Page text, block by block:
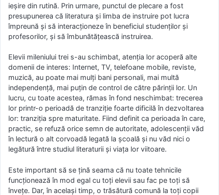
ieșire din rutină. Prin urmare, punctul de plecare a fost
presupunerea că literatura și limba de instruire pot lucra
împreună și să interacționeze în beneficiul studenților și
profesorilor, și să îmbunătățească instruirea.
Elevii mileniului trei s-au schimbat, atenția lor acoperă alte
domenii de interes: Internet, TV, telefoane mobile, reviste,
muzică, au poate mai mulți bani personali, mai multă
independență, mai puțin de control de către părinții lor. Un
lucru, cu toate acestea, rămas în fond neschimbat: trecerea
lor printr-o perioadă de tranziție foarte dificilă în dezvoltarea
lor: tranziția spre maturitate. Fiind definit ca perioada în care,
practic, se refuză orice semn de autoritate, adolescenții văd
în lectură o alt corvoadă legată la școală și nu văd nici o
legătură între studiul literaturii și viața lor viitoare.
Este important să se țină seama că nu toate tehnicile
funcționează în mod egal cu toți elevii sau fac pe toți să
învețe. Dar, în același timp, o trăsătură comună la toți copii